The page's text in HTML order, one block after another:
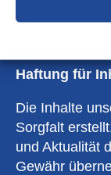
https://
Haftung für
Die Inhalte
Sorgfalt
und Aktualität
Gewähr